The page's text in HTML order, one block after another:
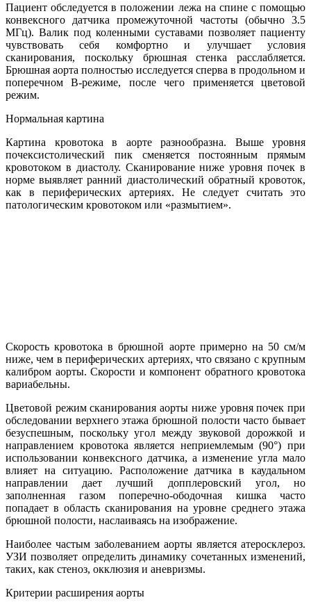
Пациент обследуется в положении лежа на спине с помощью
конвексного датчика промежуточной частоты (обычно 3.5
МГц). Валик под коленными суставами позволяет пациенту
чувствовать себя комфортно и улучшает условия
сканирования, поскольку брюшная стенка расслабляется.
Брюшная аорта полностью исследуется сперва в продольном и
поперечном В-режиме, после чего применяется цветовой
режим.
Нормальная картина
Картина кровотока в аорте разнообразна. Выше уровня
почексистолический пик сменяется постоянным прямым
кровотоком в диастолу. Сканирование ниже уровня почек в
норме выявляет ранний диастолический обратный кровоток,
как в периферических артериях. Не следует считать это
патологическим кровотоком или «размытием».
Скорость кровотока в брюшной аорте примерно на 50 см/м
ниже, чем в периферических артериях, что связано с крупным
калибром аорты. Скорости и компонент обратного кровотока
вариабельны.
Цветовой режим сканирования аорты ниже уровня почек при
обследовании верхнего этажа брюшной полости часто бывает
безуспешным, поскольку угол между звуковой дорожкой и
направлением кровотока является неприемлемым (90°) при
использовании конвексного датчика, а изменение угла мало
влияет на ситуацию. Расположение датчика в каудальном
направлении дает лучший допплеровский угол, но
заполненная газом поперечно-ободочная кишка часто
попадает в область сканирования на уровне среднего этажа
брюшной полости, наслаиваясь на изображение.
Наиболее частым заболеванием аорты является атеросклероз.
УЗИ позволяет определить динамику сочетанных изменений,
таких, как стеноз, окклюзия и аневризмы.
Критерии расширения аорты